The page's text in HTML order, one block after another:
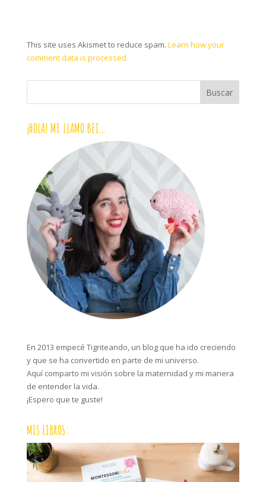
This site uses Akismet to reduce spam. Learn how your
comment data is processed.
¡HOLA! ME LLAMO BEI…
En 2013 empecé Tigriteando, un blog que ha ido creciendo
y que se ha convertido en parte de mi universo.
Aquí comparto mi visión sobre la maternidad y mi manera
de entender la vida.
¡Espero que te guste!
MIS LIBROS: